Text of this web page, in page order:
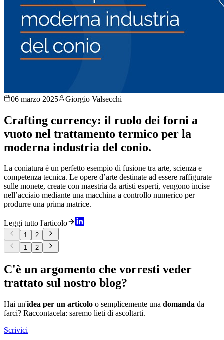
06 marzo 2025 Giorgio Valsecchi
Crafting currency: il ruolo dei forni a
vuoto nel trattamento termico per la
moderna industria del conio.
La coniatura è un perfetto esempio di fusione tra arte, scienza e
competenza tecnica. Le opere d’arte destinate ad essere raffigurate
sulle monete, create con maestria da artisti esperti, vengono incise
nell’acciaio mediante una macchina a controllo numerico per
produrre una prima matrice.
Leggi tutto l'articolo
1
2
1
2
C'è un argomento che vorresti veder
trattato sul nostro blog?
Hai un'idea per un articolo o semplicemente una domanda da
farci? Raccontacela: saremo lieti di ascoltarti.
Scrivici